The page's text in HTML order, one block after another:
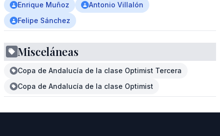
Enrique Muñoz
Antonio Villalón
Felipe Sánchez
Misceláneas
Copa de Andalucía de la clase Optimist Tercera
Copa de Andalucía de la clase Optimist